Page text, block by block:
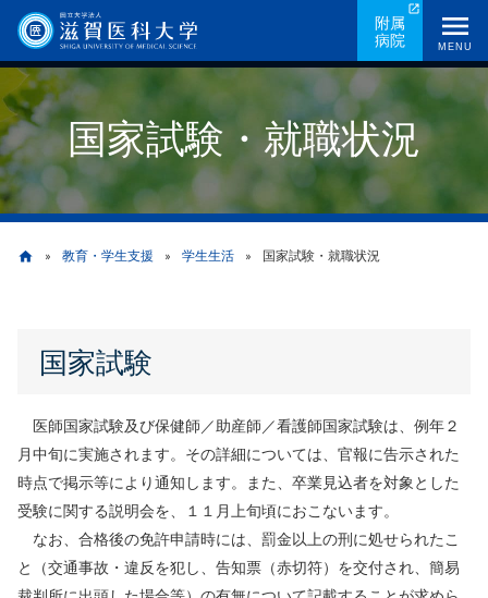
ン
ン
ツ
附属
病院
MENU
国家試験・就職状況
ン
く
ず
home 教育・学生支援 学生生活 国家試験・就職状況
国家試験
医師国家試験及び保健師／助産師／看護師国家試験は、例年２
月中旬に実施されます。その詳細については、官報に告示された
時点で掲示等により通知します。また、卒業見込者を対象とした
受験に関する説明会を、１１月上旬頃におこないます。
なお、合格後の免許申請時には、罰金以上の刑に処せられたこ
と（交通事故・違反を犯し、告知票（赤切符）を交付され、簡易